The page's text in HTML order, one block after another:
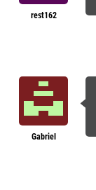
rest162
Gabriel